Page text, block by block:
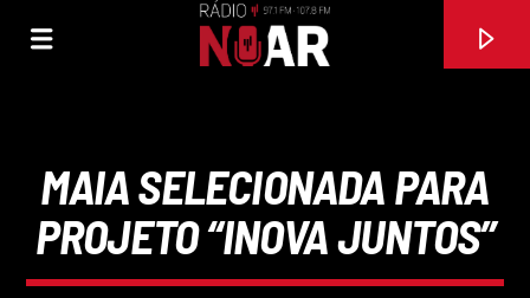
MAIA SELECIONADA PARA
PROJETO “INOVA JUNTOS”